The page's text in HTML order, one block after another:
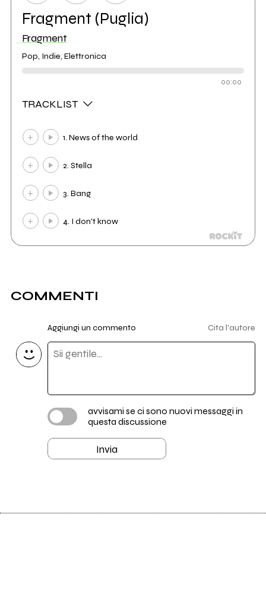
Fragment (Puglia)
Fragment
Pop, Indie, Elettronica
00:00
TRACKLIST
1. News of the world
2. Stella
3. Bang
4. I don't know
COMMENTI
Aggiungi un commento Cita l'autore
avvisami se ci sono nuovi messaggi in
questa discussione
Invia